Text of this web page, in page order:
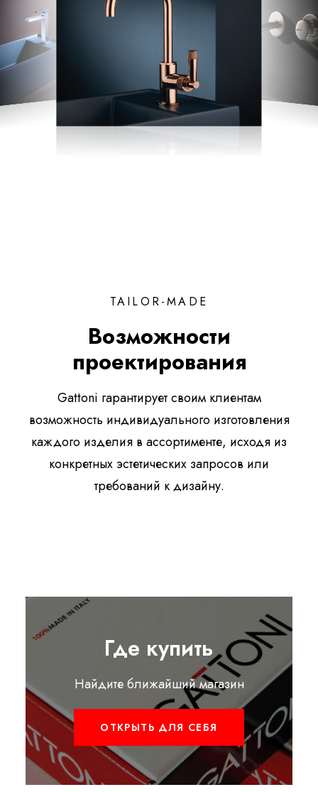
TAILOR-MADE
Возможности
проектирования
Gattoni гарантирует своим клиентам
возможность индивидуального изготовления
каждого изделия в ассортименте, исходя из
конкретных эстетических запросов или
требований к дизайну.
Где купить
Найдите ближайший магазин
ОТКРЫТЬ ДЛЯ СЕБЯ